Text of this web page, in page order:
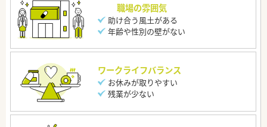
職場の雰囲気
助け合う風土がある
年齢や性別の壁がない
ワークライフバランス
お休みが取りやすい
残業が少ない